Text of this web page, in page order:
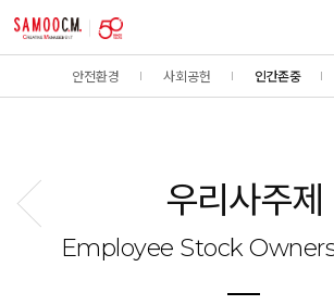
samoocm
안전환경 사회공헌 인간존중
이전페이지 우리사주제
Employee Stock